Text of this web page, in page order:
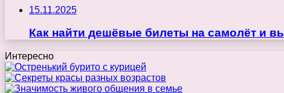
15.11.2025
Как найти дешёвые билеты на самолёт и
Интересно